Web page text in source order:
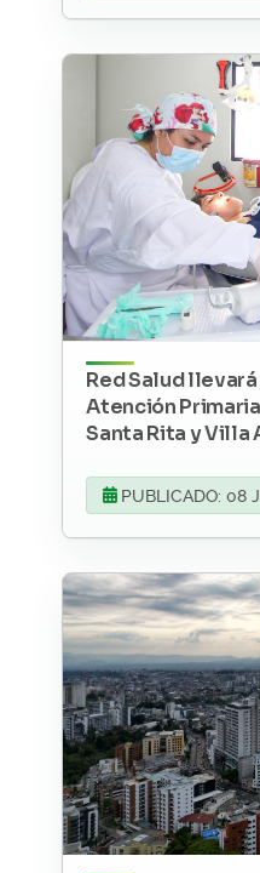
Red Salud
Atención
Santa Rita y Villa
PUBLICADO: 08